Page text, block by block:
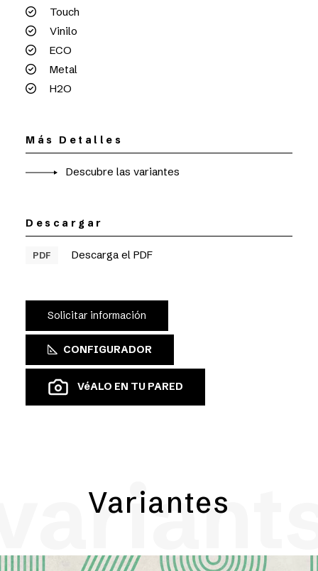
Touch
Vinilo
ECO
Metal
H2O
Más Detalles
Descubre las variantes
Descargar
PDF Descarga el PDF
Solicitar información
CONFIGURADOR
VéALO EN TU PARED
Variantes